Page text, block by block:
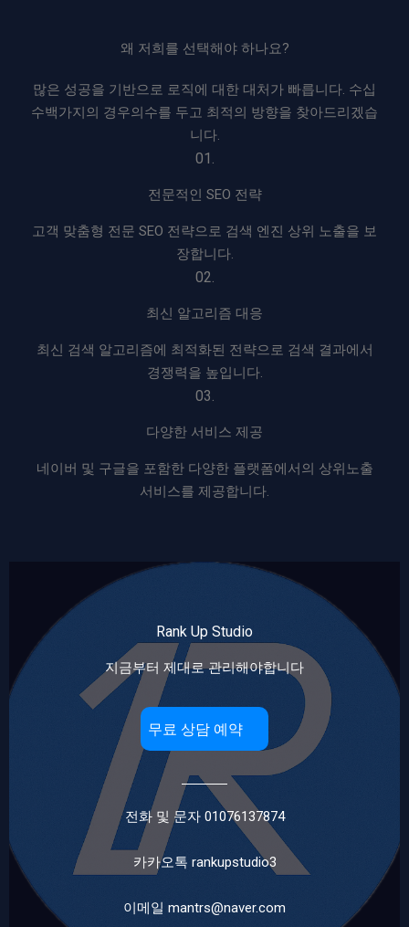
왜 저희를 선택해야 하나요?
많은 성공을 기반으로 로직에 대한 대처가 빠릅니다. 수십
수백가지의 경우의수를 두고 최적의 방향을 찾아드리겠습
니다.
01.
전문적인 SEO 전략
고객 맞춤형 전문 SEO 전략으로 검색 엔진 상위 노출을 보
장합니다.
02.
최신 알고리즘 대응
최신 검색 알고리즘에 최적화된 전략으로 검색 결과에서
경쟁력을 높입니다.
03.
다양한 서비스 제공
네이버 및 구글을 포함한 다양한 플랫폼에서의 상위노출
서비스를 제공합니다.
Rank Up Studio
지금부터 제대로 관리해야합니다
무료 상담 예약
전화 및 문자 01076137874
카카오톡 rankupstudio3
이메일 mantrs@naver.com